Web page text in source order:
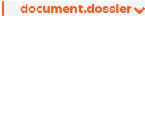
document.dossier